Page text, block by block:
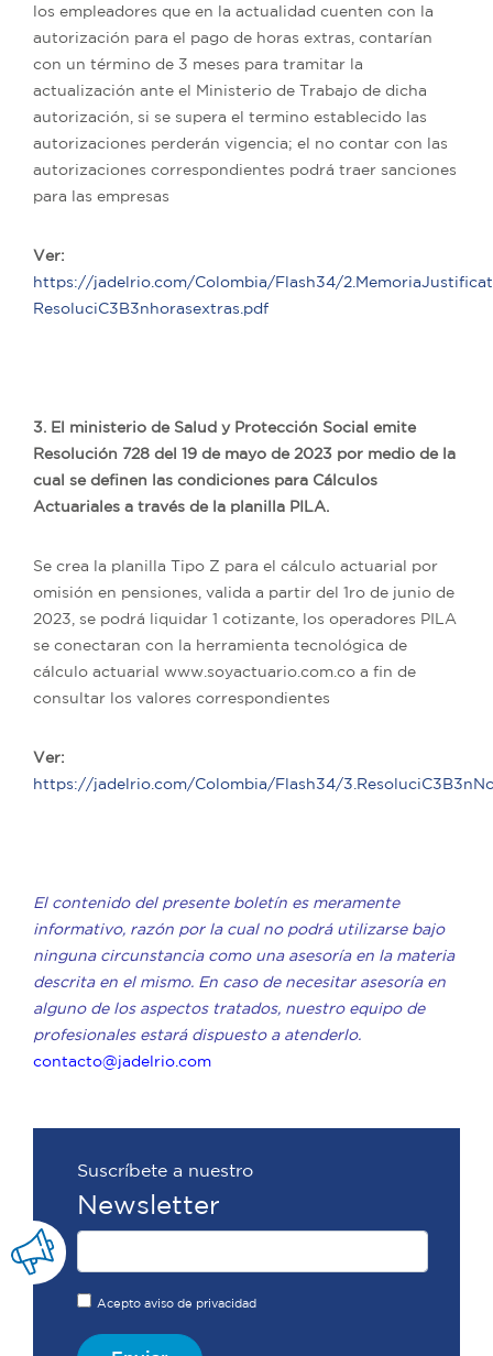
los empleadores que en la actualidad cuenten con la
autorización para el pago de horas extras, contarían
con un término de 3 meses para tramitar la
actualización ante el Ministerio de Trabajo de dicha
autorización, si se supera el termino establecido las
autorizaciones perderán vigencia; el no contar con las
autorizaciones correspondientes podrá traer sanciones
para las empresas
Ver:
https://jadelrio.com/Colombia/Flash34/
ResoluciC3B3nhorasextras.pdf
3. El ministerio de Salud y Protección Social emite
Resolución 728 del 19 de mayo de 2023 por medio de la
cual se definen las condiciones para Cálculos
Actuariales a través de la planilla PILA.
Se crea la planilla Tipo Z para el cálculo actuarial por
omisión en pensiones, valida a partir del 1ro de junio de
2023, se podrá liquidar 1 cotizante, los operadores PILA
se conectaran con la herramienta tecnológica de
cálculo actuarial www.soyactuario.com.co a fin de
consultar los valores correspondientes
Ver:
https://jadelrio.com/Colombia/Flash34/
El contenido del presente boletín es meramente
informativo, razón por la cual no podrá utilizarse bajo
ninguna circunstancia como una asesoría en la materia
descrita en el mismo. En caso de necesitar asesoría en
alguno de los aspectos tratados, nuestro equipo de
profesionales estará dispuesto a atenderlo.
contacto@jadelrio.com
Suscríbete a nuestro
Newsletter
Acepto aviso de privacidad